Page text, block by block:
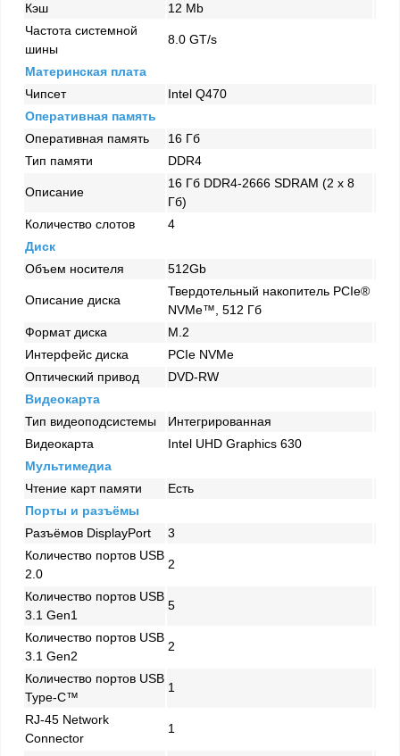
Кэш
12 Mb
Частота системной
шины
8.0 GT/s
Материнская плата
Чипсет
Intel Q470
Оперативная память
Оперативная память
16 Гб
Тип памяти
DDR4
Описание
16 Гб DDR4-2666 SDRAM (2 x 8
Гб)
Количество слотов
4
Диск
Объем носителя
512Gb
Описание диска
Твердотельный накопитель PCIe®
NVMe™, 512 Гб
Формат диска
M.2
Интерфейс диска
PCIe NVMe
Оптический привод
DVD-RW
Видеокарта
Тип видеоподсистемы
Интегрированная
Видеокарта
Intel UHD Graphics 630
Мультимедиа
Чтение карт памяти
Есть
Порты и разъёмы
Разъёмов DisplayPort
3
Количество портов USB
2.0
2
Количество портов USB
3.1 Gen1
5
Количество портов USB
3.1 Gen2
2
Количество портов USB
Type-C™
1
RJ-45 Network
Connector
1